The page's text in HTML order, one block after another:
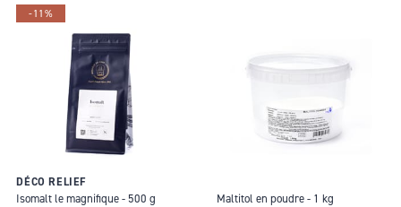
-11%
DÉCO RELIEF
Isomalt le magnifique - 500 g
Maltitol en poudre - 1 kg